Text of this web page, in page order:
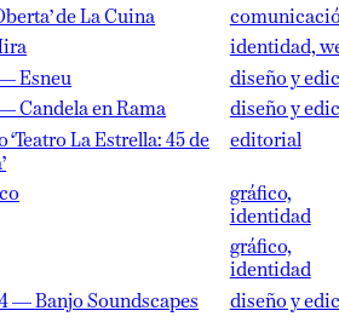
de La Cuina
identidad,
Esneu
diseño y
Candela en Rama
diseño y
‘Teatro La Estrella: 45 de
editorial
gráfico,
identidad
gráfico,
identidad
— Banjo Soundscapes
diseño y